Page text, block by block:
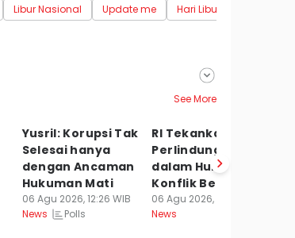
Libur Nasional Update me
Hari Libur 2026
See More
Yusril: Korupsi Tak
Selesai hanya
dengan Ancaman
Hukuman Mati
06 Agu 2026, 12:26 WIB
News
Polls
RI Tekankan
Perlindungan Laut
dalam Hukum
Konflik Bersenjata
06 Agu 2026, 12:15 WIB
News